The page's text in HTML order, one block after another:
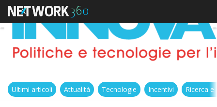
Ultimi articoli Attualità Tecnologie Incentivi Ricerca